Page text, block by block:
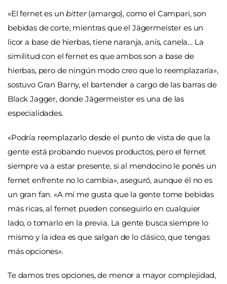
«El fernet es unbitter(amargo), como el Campari, son
bebidas de corte, mientras que el Jägermeister es un
licor a base de hierbas, tiene naranja, anís, canela… La
similitud con el fernet es que ambos son a base de
hierbas, pero de ningún modo creo que lo reemplazaría»,
sostuvo Gran Barny, el bartender a cargo de las barras de
Black Jagger, donde Jägermeister es una de las
especialidades.
«Podría reemplazarlo desde el punto de vista de que la
gente está probando nuevos productos, pero el fernet
siempre va a estar presente, si al mendocino le ponés un
fernet enfrente no lo cambia», aseguró, aunque él no es
un gran fan. «A mí me gusta que la gente tome bebidas
más ricas, al fernet pueden conseguirlo en cualquier
lado, o tomarlo en la previa. La gente busca siempre lo
mismo y la idea es que salgan de lo clásico, que tengas
más opciones».
Te damos tres opciones, de menor a mayor complejidad,